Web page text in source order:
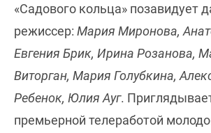
«Садового кольца» позавидует
режиссер: Мария Миронова,
Евгения Брик, Ирина Розанова,
Виторган, Мария Голубкина,
Ребенок, Юлия Ауг.
премьерной телеработой